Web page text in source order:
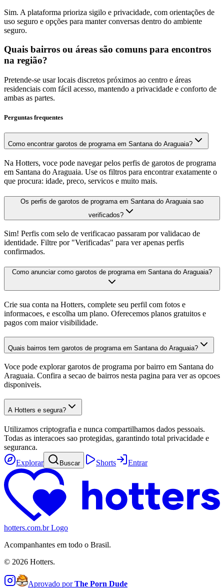
Sim. A plataforma prioriza sigilo e privacidade, com orientações de
uso seguro e opções para manter conversas dentro do ambiente
seguro.
Quais bairros ou áreas são comuns para encontros
na região?
Pretende-se usar locais discretos próximos ao centro e áreas
residenciais com fácil acesso, mantendo a privacidade e conforto de
ambas as partes.
Perguntas frequentes
Como encontrar garotos de programa em Santana do Araguaia?
Na Hotters, voce pode navegar pelos perfis de garotos de programa
em Santana do Araguaia. Use os filtros para encontrar exatamente o
que procura: idade, preco, servicos e muito mais.
Os perfis de garotos de programa em Santana do Araguaia sao
verificados?
Sim! Perfis com selo de verificacao passaram por validacao de
identidade. Filtre por "Verificadas" para ver apenas perfis
confirmados.
Como anunciar como garotos de programa em Santana do Araguaia?
Crie sua conta na Hotters, complete seu perfil com fotos e
informacoes, e escolha um plano. Oferecemos planos gratuitos e
pagos com maior visibilidade.
Quais bairros tem garotos de programa em Santana do Araguaia?
Voce pode explorar garotos de programa por bairro em Santana do
Araguaia. Confira a secao de bairros nesta pagina para ver as opcoes
disponiveis.
A Hotters e segura?
Utilizamos criptografia e nunca compartilhamos dados pessoais.
Todas as interacoes sao protegidas, garantindo total privacidade e
seguranca.
Explorar
Buscar Shorts Entrar
hotters.com.br Logo
Acompanhantes em todo o Brasil.
© 2026 Hotters.
Aprovado por The Porn Dude